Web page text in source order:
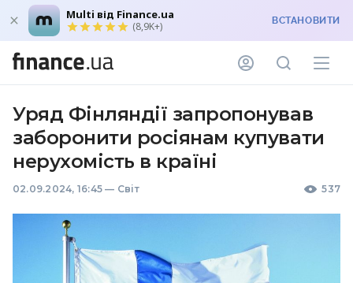
Multi від Finance.ua
(8,9K+) ВСТАНОВИТИ
Уряд Фінляндії запропонував
заборонити росіянам купувати
нерухомість в країні
02.09.2024, 16:45 — Світ 537